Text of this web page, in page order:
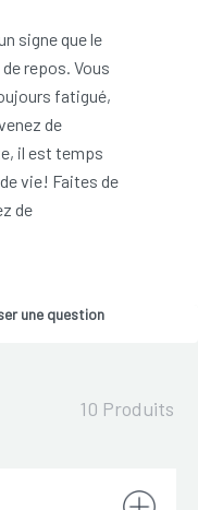
signe que le
repos. Vous
fatigué,
de
il est temps
vie! Faites de
de
une question
10 Produits